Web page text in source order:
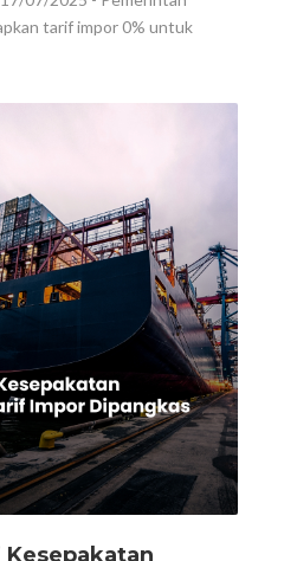
tarif impor 0% untuk
Kesepakatan